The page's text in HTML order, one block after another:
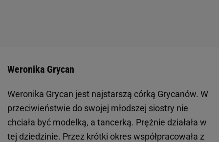
Weronika Grycan
Weronika Grycan jest najstarszą córką Grycanów. W
przeciwieństwie do swojej młodszej siostry nie
chciała być modelką, a tancerką. Prężnie działała w
tej dziedzinie. Przez krótki okres współpracowała z